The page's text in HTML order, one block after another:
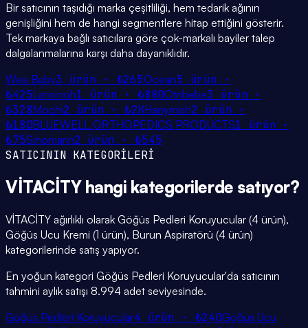
Bir satıcının taşıdığı marka çeşitliliği, hem tedarik ağının
genişliğini hem de hangi segmentlere hitap ettiğini gösterir.
Tek markaya bağlı satıcılara göre çok-markalı bayiler talep
dalgalanmalarına karşı daha dayanıklıdır.
Wee Baby3 ürün · ₺265Ocean5 ürün ·
₺425Lansinoh1 ürün · ₺880Otribebe3
ürün ·
₺328Mochi2 ürün · ₺2KHanymish2
ürün ·
₺180BLUEWELL ORTHOPEDICS PRODUCTS1
ürün ·
₺75Sinomarin2 ürün ·₺545
SATICININ KATEGORİLERİ
VİTACİTYhangi kategorilerde satıyor?
VİTACİTY ağırlıklı olarak Göğüs Pedleri Koruyucular (4 ürün),
Göğüs Ucu Kremi (1 ürün), Burun Aspiratörü (4 ürün)
kategorilerinde satış yapıyor.
En yoğun kategori Göğüs Pedleri Koruyucular'da satıcının
tahmini aylık satışı 8.994 adet seviyesinde.
Göğüs Pedleri Koruyucular4 ürün · ₺240Göğüs Ucu